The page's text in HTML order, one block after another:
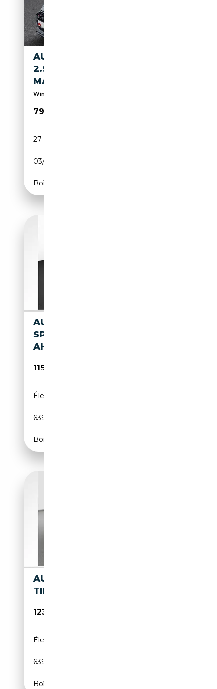
AUDI RS5 RS 5 SPORTBACK
2.9 TFSI QUATTRO TIPTRONIC
MATRIX
Winterräder auf Anfrage verfügbar
79 980€
27 315 km
03/2024
Boîte automatique
AUDI RS5 LIMOUSINE AUDI
SPORT PAKET TECH PRO HUD
AHK
119 990€
Électrique/Essence
639 CH (470 kW)
Boîte automatique
AUDI RS5 LIMOUSINE 470 KW
TIPTRONIC
123 389€
Électrique/Essence
639 CH (470 kW)
Boîte automatique